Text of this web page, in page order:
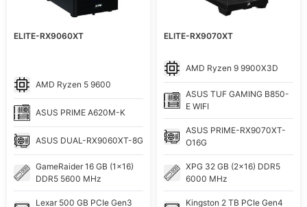
ELITE-RX9060XT
AMD Ryzen 5 9600
ASUS PRIME A620M-K
ASUS DUAL-RX9060XT-8G
GameRaider 16 GB (1x16)
DDR5 5600 MHz
Lexar 500 GB PCIe Gen3
ELITE-RX9070XT
AMD Ryzen 9 9900X3D
ASUS TUF GAMING B850-
E WIFI
ASUS PRIME-RX9070XT-
O16G
XPG 32 GB (2x16) DDR5
6000 MHz
Kingston 2 TB PCIe Gen4